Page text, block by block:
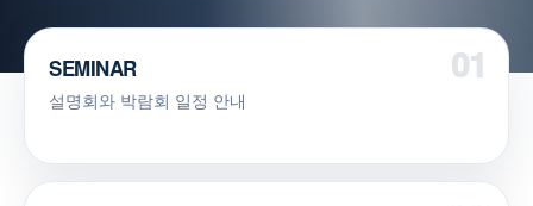
SEMINAR
설명회와 박람회 일정 안내